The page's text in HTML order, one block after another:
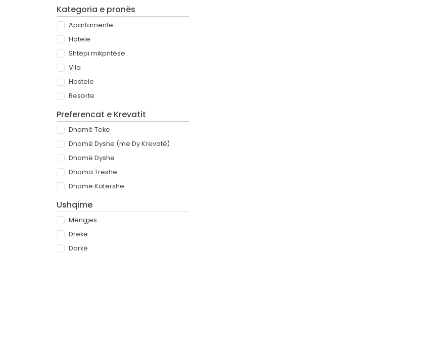
Kategoria e pronës
Apartamente
Hotele
Shtëpi mikpritëse
Vila
Hostele
Resorte
Preferencat e Krevatit
Dhomë Teke
Dhomë Dyshe (me Dy Krevatë)
Dhomë Dyshe
Dhoma Treshe
Dhomë Katërshe
Ushqime
Mëngjes
Drekë
Darkë